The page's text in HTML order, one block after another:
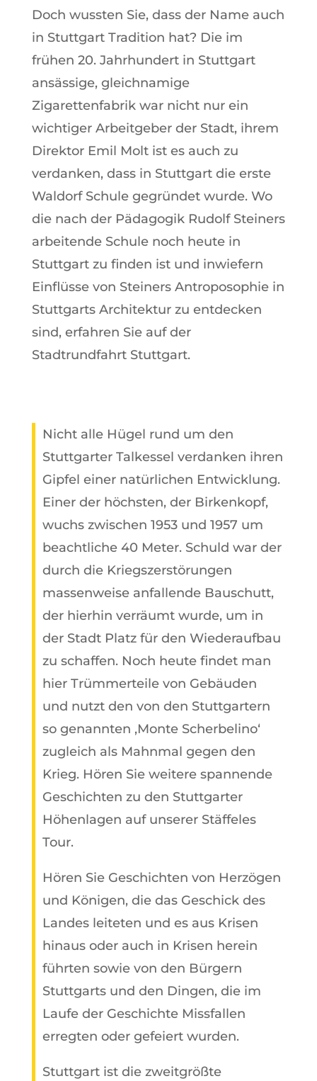
Doch wussten Sie, dass der Name auch
in Stuttgart Tradition hat? Die im
frühen 20. Jahrhundert in Stuttgart
ansässige, gleichnamige
Zigarettenfabrik war nicht nur ein
wichtiger Arbeitgeber der Stadt, ihrem
Direktor Emil Molt ist es auch zu
verdanken, dass in Stuttgart die erste
Waldorf Schule gegründet wurde. Wo
die nach der Pädagogik Rudolf Steiners
arbeitende Schule noch heute in
Stuttgart zu finden ist und inwiefern
Einflüsse von Steiners Antroposophie in
Stuttgarts Architektur zu entdecken
sind, erfahren Sie auf der
Stadtrundfahrt Stuttgart.
Nicht alle Hügel rund um den
Stuttgarter Talkessel verdanken ihren
Gipfel einer natürlichen Entwicklung.
Einer der höchsten, der Birkenkopf,
wuchs zwischen 1953 und 1957 um
beachtliche 40 Meter. Schuld war der
durch die Kriegszerstörungen
massenweise anfallende Bauschutt,
der hierhin verräumt wurde, um in
der Stadt Platz für den Wiederaufbau
zu schaffen. Noch heute findet man
hier Trümmerteile von Gebäuden
und nutzt den von den Stuttgartern
so genannten ‚Monte Scherbelino‘
zugleich als Mahnmal gegen den
Krieg. Hören Sie weitere spannende
Geschichten zu den Stuttgarter
Höhenlagen auf unserer Stäffeles
Tour.
Hören Sie Geschichten von Herzögen
und Königen, die das Geschick des
Landes leiteten und es aus Krisen
hinaus oder auch in Krisen herein
führten sowie von den Bürgern
Stuttgarts und den Dingen, die im
Laufe der Geschichte Missfallen
erregten oder gefeiert wurden.
Stuttgart ist die zweitgrößte